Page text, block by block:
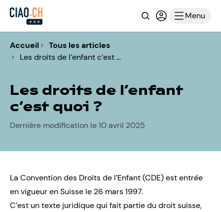
RechercheConnexion
Menu
Accueil
Tous les articles
Les droits de l’enfant c’est …
Les droits de l’enfant
c’est quoi ?
Dernière modification le 10 avril 2025
La Convention des Droits de l’Enfant(CDE) est entrée
en vigueur en Suisse le 26 mars 1997.
C’est un texte juridique qui fait partie du droit suisse,